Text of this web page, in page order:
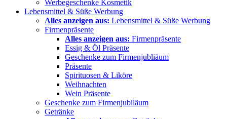
Werbegeschenke Kosmetik
Lebensmittel & Süße Werbung
Alles anzeigen aus: Lebensmittel & Süße Werbung
Firmenpräsente
Alles anzeigen aus: Firmenpräsente
Essig & Öl Präsente
Geschenke zum Firmenjubliäum
Präsente
Spirituosen & Liköre
Weihnachten
Wein Präsente
Geschenke zum Firmenjubiläum
Getränke